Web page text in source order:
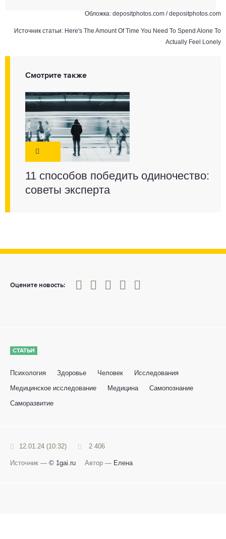
Обложка: depositphotos.com /depositphotos.com
Источник статьи: Here's The Amount Of Time You Need To Spend Alone To
Actually Feel Lonely
Смотрите также
11 способов победить одиночество:
советы эксперта
Оцените новость:
0
1 2 3 4 5
СТАТЬИ
Психология Здоровье Человек
Исследования
Медицинское исследование
Медицина
Самопознание
Саморазвитие
12.01.24 (10:32) 2 406
Источник — © 1gai.ru Автор — Елена